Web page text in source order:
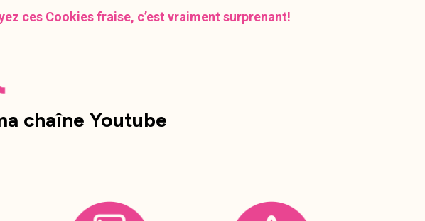
ces Cookies fraise, c’est vraiment surprenant!
chaîne Youtube